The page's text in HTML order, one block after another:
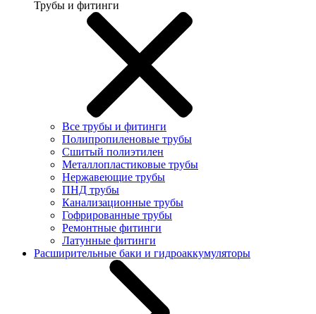
Трубы и фитинги
Все трубы и фитинги
Полипропиленовые трубы
Сшитый полиэтилен
Металлопластиковые трубы
Нержавеющие трубы
ПНД трубы
Канализационные трубы
Гофрированные трубы
Ремонтные фитинги
Латунные фитинги
Расширительные баки и гидроаккумуляторы